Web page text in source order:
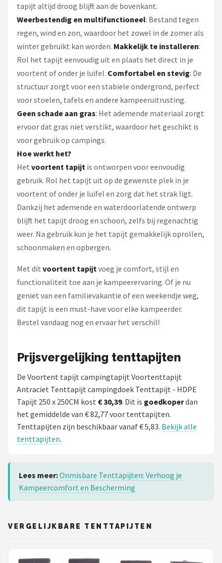
tapijt altijd droog blijft aan de bovenkant.
Weerbestendig en multifunctioneel: Bestand tegen
regen, wind en zon, waardoor het zowel in de zomer als
winter gebruikt kan worden. Makkelijk te installeren:
Rol het tapijt eenvoudig uit en plaats het direct in je
voortent of onder je luifel. Comfortabel en stevig: De
structuur zorgt voor een stabiele ondergrond, perfect
voor stoelen, tafels en andere kampeeruitrusting.
Geen schade aan gras: Het ademende materiaal zorgt
ervoor dat gras niet verstikt, waardoor het geschikt is
voor gebruik op campings.
Hoe werkt het?
Het voortent tapijt is ontworpen voor eenvoudig
gebruik. Rol het tapijt uit op de gewenste plek in je
voortent of onder je luifel en zorg dat het strak ligt.
Dankzij het ademende en waterdoorlatende ontwerp
blijft het tapijt droog en schoon, zelfs bij regenachtig
weer. Na gebruik kun je het tapijt gemakkelijk oprollen,
schoonmaken en opbergen.
Met dit voortent tapijt voeg je comfort, stijl en
functionaliteit toe aan je kampeerervaring. Of je nu
geniet van een familievakantie of een weekendje weg,
dit tapijt is een must-have voor elke kampeerder.
Bestel vandaag nog en ervaar het verschil!
Prijsvergelijking tenttapijten
De Voortent tapijt campingtapijt Voortenttapijt
Antraciet Tenttapijt campingdoek Tenttapijt - HDPE
Tapijt 250 x 250CM kost € 30,39. Dit is goedkoperdan
het gemiddelde van € 82,77 voor tenttapijten.
Tenttapijten zijn beschikbaar vanaf € 5,83. Bekijk alle
tenttapijten.
Lees meer:Onmisbare Tenttapijten: Verhoog je
Kampeercomfort en Bescherming
VERGELIJKBARE TENTTAPIJTEN